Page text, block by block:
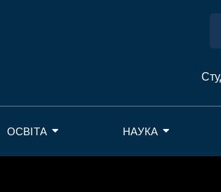
ОСВІТА НАУКА